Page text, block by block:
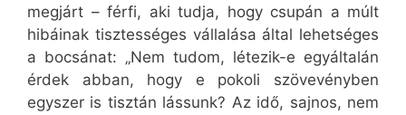
megjárt – férfi, aki tudja, hogy csupán a múlt
hibáinak tisztességes vállalása által lehetséges
a bocsánat: „Nem tudom, létezik-e egyáltalán
érdek abban, hogy e pokoli szövevényben
egyszer is tisztán lássunk? Az idő, sajnos, nem